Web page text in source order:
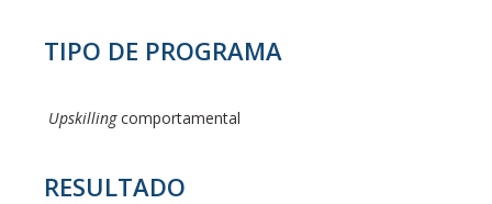
TIPO DE PROGRAMA
Upskillingcomportamental
RESULTADO